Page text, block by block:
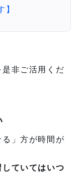
非ご活用くだ
」方が時間が
ていてはいつ